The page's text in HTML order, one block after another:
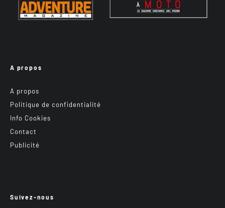
A propos
A propos
Politique de confidentialité
Info Cookies
Contact
Publicité
Suivez-nous